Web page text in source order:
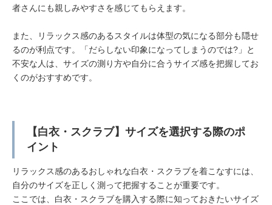
者さんにも親しみやすさを感じてもらえます。
また、リラックス感のあるスタイルは体型の気になる部分も隠せ
るのが利点です。「だらしない印象になってしまうのでは?」と
不安な人は、サイズの測り方や自分に合うサイズ感を把握してお
くのがおすすめです。
【白衣・スクラブ】サイズを選択する際のポ
イント
リラックス感のあるおしゃれな白衣・スクラブを着こなすには、
自分のサイズを正しく測って把握することが重要です。
ここでは、白衣・スクラブを購入する際に知っておきたいサイズ